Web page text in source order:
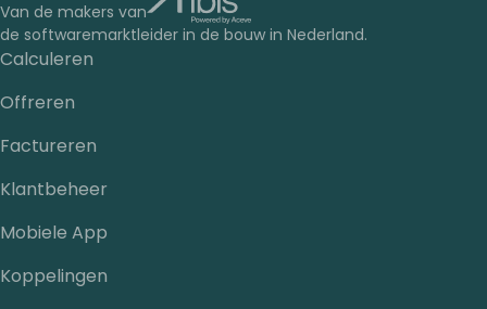
Van de makers van
de softwaremarktleider in de bouw in Nederland.
Calculeren
Offreren
Factureren
Klantbeheer
Mobiele App
Koppelingen